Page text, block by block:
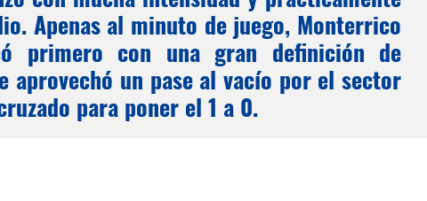
Apenas al minuto de juego, Monterrico
primero con una gran definición de
aprovechó un pase al vacío por el sector
para poner el 1 a 0.